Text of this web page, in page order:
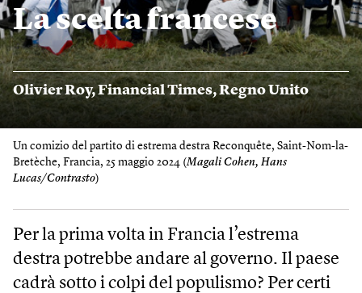
Un comizio del partito di estrema destra Reconquête, Saint-Nom-la-
Bretèche, Francia, 25 maggio 2024 (Magali Cohen, Hans
Lucas/Contrasto)
La scelta francese
Olivier Roy,Financial Times,Regno Unito
Per la prima volta in Francia l’estrema
destra potrebbe andare al governo. Il paese
cadrà sotto i colpi del populismo? Per certi